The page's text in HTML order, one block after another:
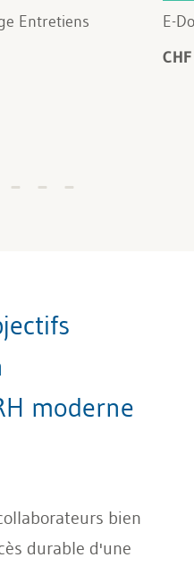
Entretiens
E-
moderne
bien
durable d'une